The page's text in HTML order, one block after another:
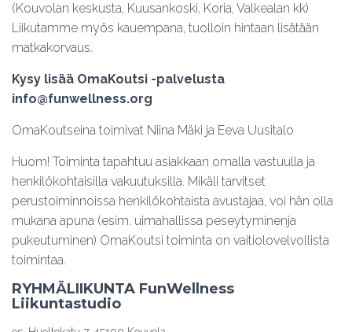
(Kouvolan keskusta, Kuusankoski, Koria, Valkealan kk)
Liikutamme myös kauempana, tuolloin hintaan lisätään
matkakorvaus.
Kysy lisää OmaKoutsi -palvelusta
info@funwellness.org
OmaKoutseina toimivat Niina Mäki ja Eeva Uusitalo
Huom! Toiminta tapahtuu asiakkaan omalla vastuulla ja
henkilökohtaisilla vakuutuksilla. Mikäli tarvitset
perustoiminnoissa henkilökohtaista avustajaa, voi hän olla
mukana apuna (esim. uimahallissa peseytyminenja
pukeutuminen) OmaKoutsi toiminta on vaitiolovelvollista
toimintaa.
RYHMÄLIIKUNTA FunWellness
Liikuntastudio